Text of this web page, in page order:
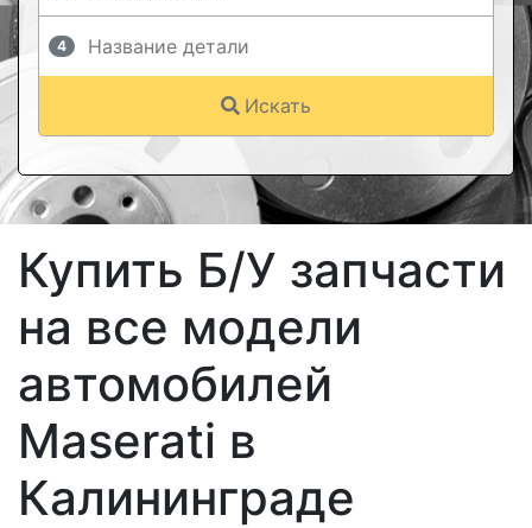
4
Искать
Купить Б/У запчасти
на все модели
автомобилей
Maserati в
Калининграде